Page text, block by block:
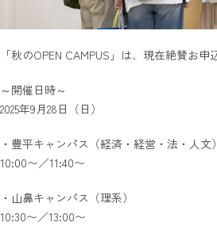
「秋のOPEN CAMPUS」は、現在絶賛お申
～開催日時～
2025年9月28日（日）
・豊平キャンパス（経済・経営・法・人文）
10:00〜／11:40〜
・山鼻キャンパス（理系）
10:30〜／13:00〜